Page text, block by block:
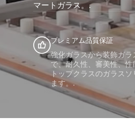
マートガラス。.
プレミアム品質保証
強化ガラスから装飾ガ
で、耐久性、審美性、
トップクラスのガラス
ます。.